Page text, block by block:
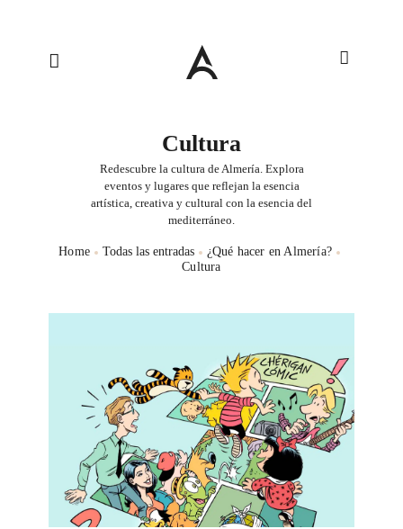
Cultura
Redescubre la cultura de Almería. Explora
eventos y lugares que reflejan la esencia
artística, creativa y cultural con la esencia del
mediterráneo.
Home Todas las entradas
¿Qué hacer en Almería?
Cultura